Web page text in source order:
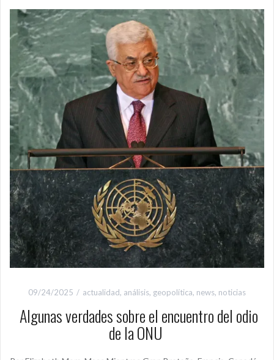
09/24/2025 actualidad, análisis, geopolítica, news, noticias
Algunas verdades sobre el encuentro del odio
de la ONU